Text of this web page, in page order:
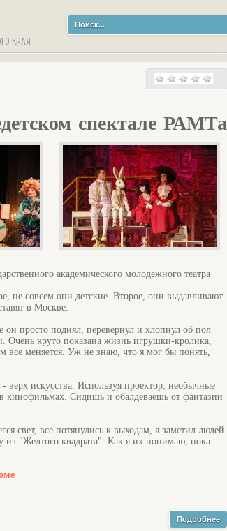
КРАЯ
спектале РАМТа
академического молодежного театра
не совсем они детские. Второе, они выдавливают
в Москве.
просто поднял, перевернул и хлопнул об пол
Очень круто показана жизнь игрушки-кролика,
все меняется. Уж не знаю, что я мог бы понять,
верх искусства. Используя проектор, необычные
кинофильмах. Сидишь и обалдеваешь от фантазии
свет, все потянулись к выходам, я заметил людей
"Желтого квадрата". Как я их понимаю, пока
Подробнее